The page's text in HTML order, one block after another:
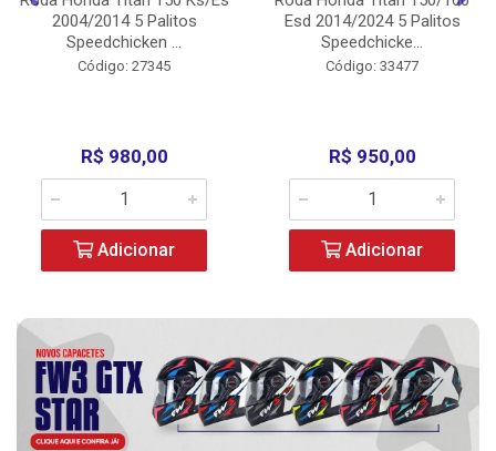
2004/2014 5 Palitos
Speedchicken ...
Código: 27345
R$ 980,00
Adicionar
Esd 2014/2024 5 Palitos
Speedchicke...
Código: 33477
R$ 950,00
Adicionar